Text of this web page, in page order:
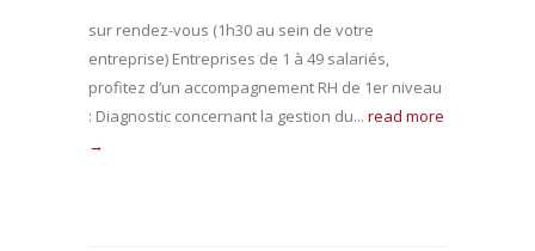
sur rendez-vous (1h30 au sein de votre
entreprise) Entreprises de 1 à 49 salariés,
profitez d’un accompagnement RH de 1er niveau
: Diagnostic concernant la gestion du... read more
→